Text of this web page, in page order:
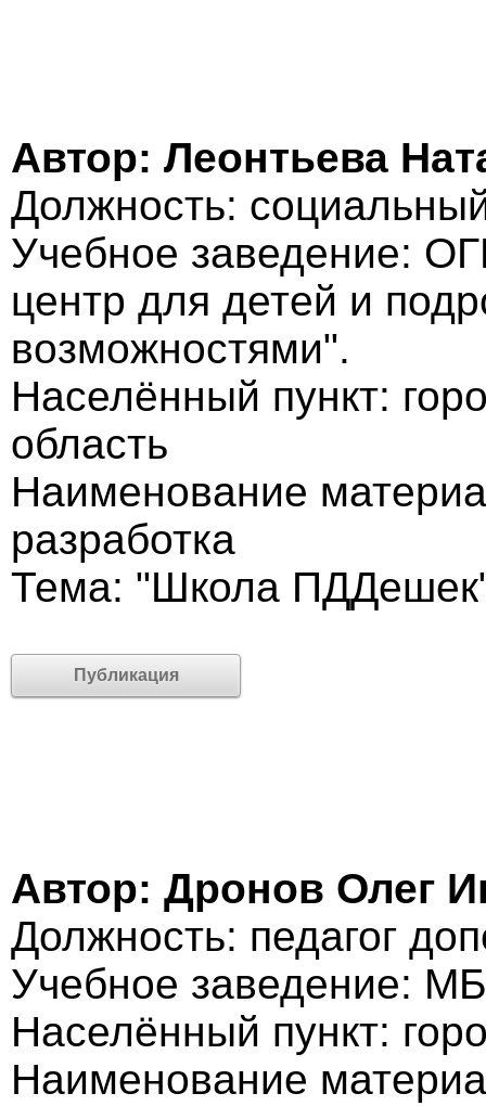
Автор: Леонтьева
Должность:
Учебное заведение:
центр для детей и
возможностями".
Населённый пункт:
область
Наименование
разработка
Тема: "Школа
Публикация
Автор: Дронов Олег
Должность: педагог
Учебное заведение:
Населённый пункт:
Наименование